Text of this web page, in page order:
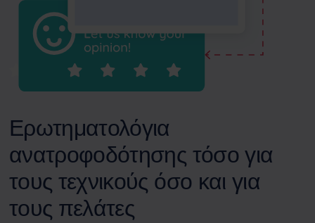
Ερωτηματολόγια
ανατροφοδότησης τόσο για
τους τεχνικούς όσο και για
τους πελάτες